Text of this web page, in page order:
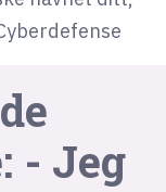
- Jeg